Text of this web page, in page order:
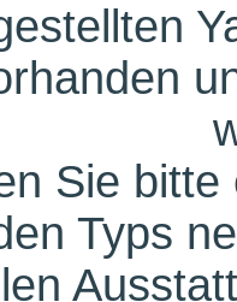
Sie
Typs